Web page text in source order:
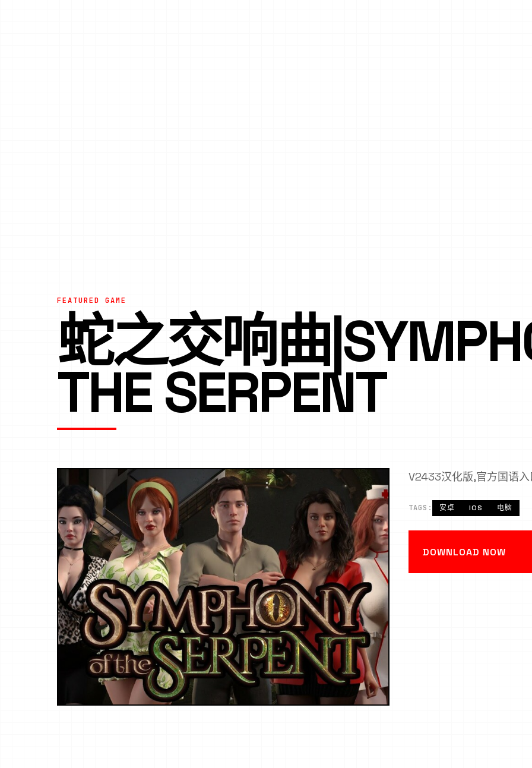
FEATURED GAME
蛇之交响曲
THE SERPENT
V2433汉化版,官方国语入
TAGS: 安卓 IOS 电脑
DOWNLOAD NOW